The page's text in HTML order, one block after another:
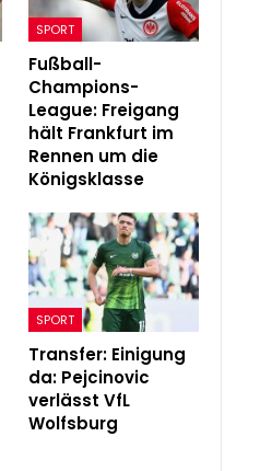
SPORT
Fußball-
Champions-
League: Freigang
hält Frankfurt im
Rennen um die
Königsklasse
SPORT
Transfer: Einigung
da: Pejcinovic
verlässt VfL
Wolfsburg